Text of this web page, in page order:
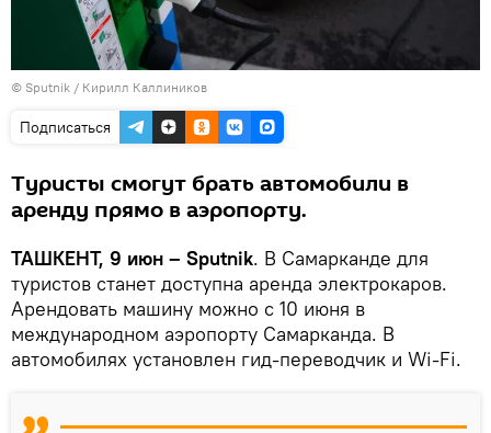
© Sputnik / Кирилл Каллиников
Подписаться
Туристы смогут брать автомобили в
аренду прямо в аэропорту.
ТАШКЕНТ, 9 июн – Sputnik. В Самарканде для
туристов станет доступна аренда электрокаров.
Арендовать машину можно с 10 июня в
международном аэропорту Самарканда. В
автомобилях установлен гид-переводчик и Wi-Fi.